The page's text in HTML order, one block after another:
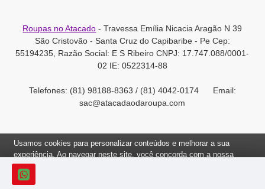
Roupas no Atacado - Travessa Emília Nicacia Aragão N 39
São Cristovão - Santa Cruz do Capibaribe - Pe Cep:
55194235, Razão Social: E S Ribeiro CNPJ: 17.747.088/0001-
02 IE: 0522314-88
Telefones: (81) 98188-8363 / (81) 4042-0174 Email:
sac@atacadaodaroupa.com
Roupas no Atacado 2012-2022, Todos os direitos reservados.
Usamos cookies para personalizar conteúdos e melhorar a sua
experiência. Ao navegar neste site, você concorda com a nossa
Política de Cookies.